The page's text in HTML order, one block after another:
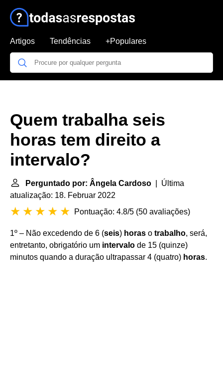
Artigos Tendências +Populares
Quem trabalha seis
horas tem direito a
intervalo?
Perguntado por: Ângela Cardoso | Última
atualização: 18. Februar 2022
Pontuação: 4.8/5 (50 avaliações)
1º – Não excedendo de 6 (seis) horas o trabalho, será,
entretanto, obrigatório um intervalo de 15 (quinze)
minutos quando a duração ultrapassar 4 (quatro) horas.